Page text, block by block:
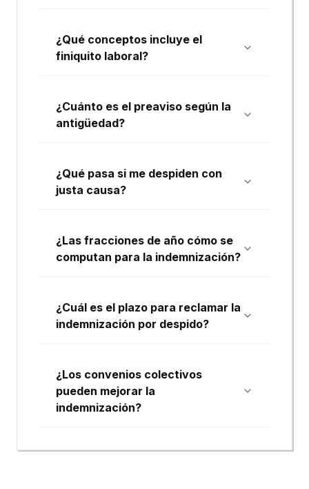
¿Qué conceptos incluye el
finiquito laboral?
¿Cuánto es el preaviso según la
antigüedad?
¿Qué pasa si me despiden con
justa causa?
¿Las fracciones de año cómo se
computan para la indemnización?
¿Cuál es el plazo para reclamar la
indemnización por despido?
¿Los convenios colectivos
pueden mejorar la
indemnización?